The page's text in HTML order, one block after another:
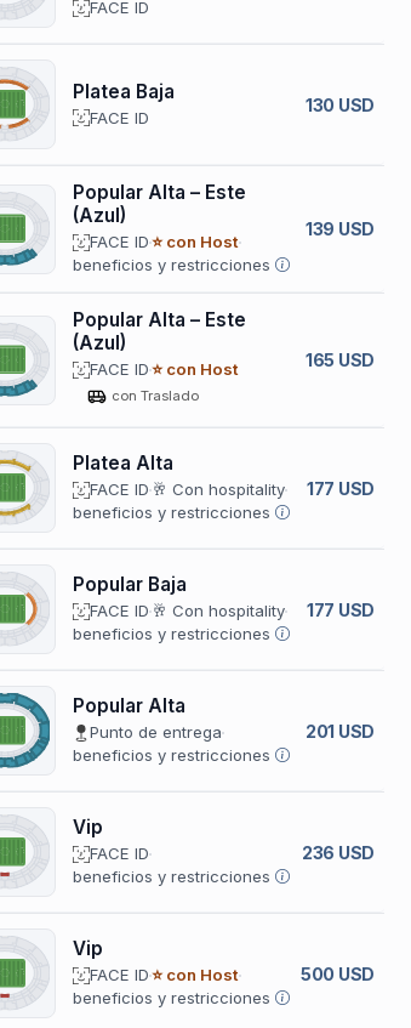
FACE ID
Platea Baja
FACE ID
130 USD
Popular Alta – Este
(Azul)
FACE ID⭐ con Host
beneficios y restricciones
139 USD
Popular Alta – Este
(Azul)
FACE ID⭐ con Host
con Traslado
165 USD
Platea Alta
FACE ID🥂 Con hospitality
beneficios y restricciones
177 USD
Popular Baja
FACE ID🥂 Con hospitality
beneficios y restricciones
177 USD
Popular Alta
Punto de entrega
beneficios y restricciones
201 USD
Vip
FACE ID
beneficios y restricciones
236 USD
Vip
FACE ID⭐ con Host
beneficios y restricciones
500 USD